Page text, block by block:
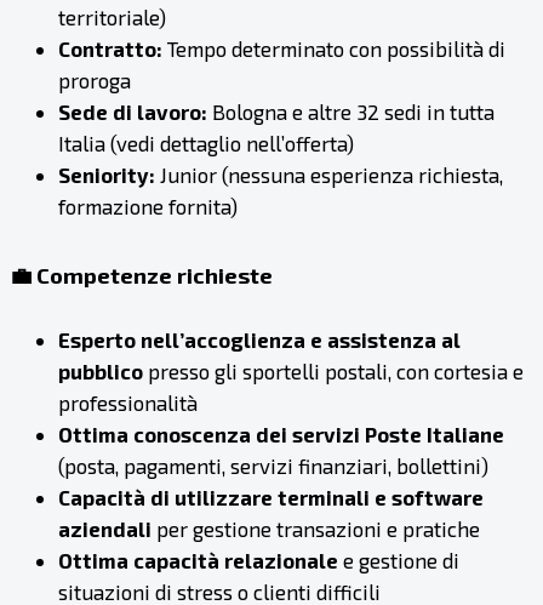
territoriale)
Contratto: Tempo determinato con possibilità di
proroga
Sede di lavoro: Bologna e altre 32 sedi in tutta
Italia (vedi dettaglio nell’offerta)
Seniority: Junior (nessuna esperienza richiesta,
formazione fornita)
💼 Competenze richieste
Esperto nell’accoglienza e assistenza al
pubblico presso gli sportelli postali, con cortesia e
professionalità
Ottima conoscenza dei servizi Poste Italiane
(posta, pagamenti, servizi finanziari, bollettini)
Capacità di utilizzare terminali e software
aziendali per gestione transazioni e pratiche
Ottima capacità relazionale e gestione di
situazioni di stress o clienti difficili